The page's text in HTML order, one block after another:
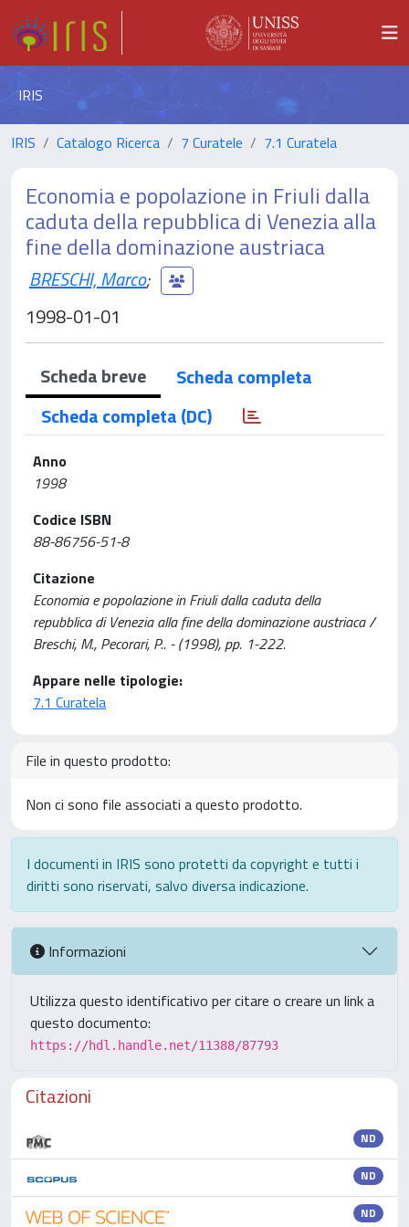
IRIS
IRIS Catalogo Ricerca 7 Curatele 7.1 Curatela
Economia e popolazione in Friuli dalla
caduta della repubblica di Venezia alla
fine della dominazione austriaca
BRESCHI, Marco;
1998-01-01
Scheda breve
Scheda completa
Scheda completa (DC)
Anno
1998
Codice ISBN
88-86756-51-8
Citazione
Economia e popolazione in Friuli dalla caduta della
repubblica di Venezia alla fine della dominazione austriaca /
Breschi, M., Pecorari, P.. - (1998), pp. 1-222.
Appare nelle tipologie:
7.1 Curatela
File in questo prodotto:
Non ci sono file associati a questo prodotto.
I documenti in IRIS sono protetti da copyright e tutti i
diritti sono riservati, salvo diversa indicazione.
Informazioni
Utilizza questo identificativo per citare o creare un link a
questo documento:
https://hdl.handle.net/11388/87793
Citazioni
ND
ND
ND